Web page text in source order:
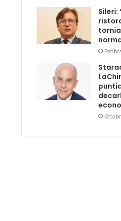
Sileri: